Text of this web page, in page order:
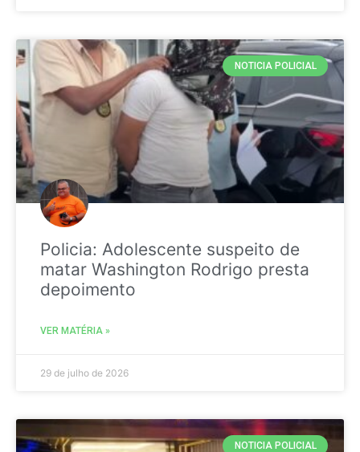
NOTICIA POLICIAL
Policia: Adolescente suspeito de
matar Washington Rodrigo presta
depoimento
VER MATÉRIA »
29 de julho de 2026
NOTICIA POLICIAL